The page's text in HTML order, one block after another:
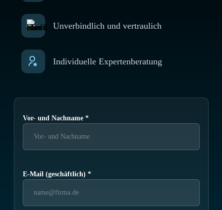
Unverbindlich und vertraulich
Individuelle Expertenberatung
Vor- und Nachname *
E-Mail (geschäftlich) *